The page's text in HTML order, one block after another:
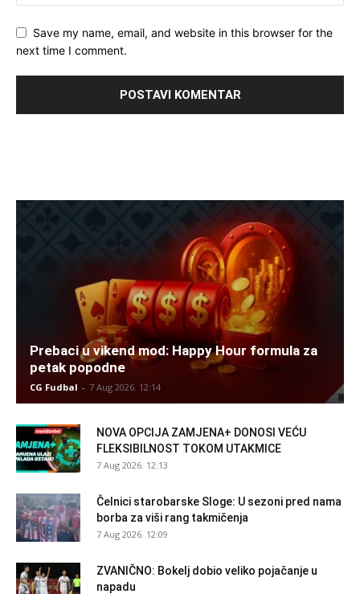
Save my name, email, and website in this browser for the
next time I comment.
Prebaci u vikend mod: Happy Hour formula za
petak popodne
CG Fudbal - 7 Aug 2026. 12:14
NOVA OPCIJA ZAMJENA+ DONOSI VEĆU
FLEKSIBILNOST TOKOM UTAKMICE
7 Aug 2026. 12:13
Čelnici starobarske Sloge: U sezoni pred nama
borba za viši rang takmičenja
7 Aug 2026. 12:09
ZVANIČNO: Bokelj dobio veliko pojačanje u
napadu